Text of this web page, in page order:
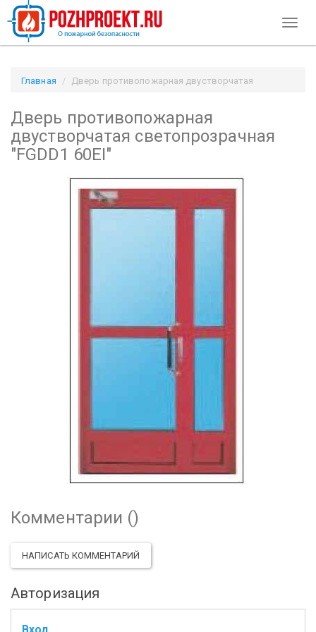
Главная
Дверь противопожарная двустворчатая
Дверь противопожарная
двустворчатая светопрозрачная
"FGDD1 60EI"
Комментарии ()
НАПИСАТЬ КОММЕНТАРИЙ
Авторизация